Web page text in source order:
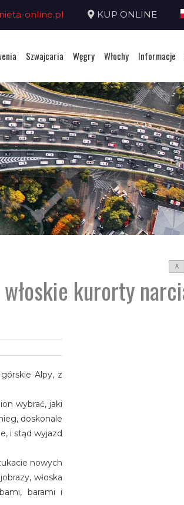
online.pl KUP ONLINE
Szwajcaria Węgry Włochy Informacje
A
kurorty
Alpy, z
wybrać, jaki
doskonale
i stąd wyjazd
nowych
włoska
barami i